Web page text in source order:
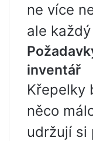
ne více
ale
inventář
Křepelky
něco
udržují si